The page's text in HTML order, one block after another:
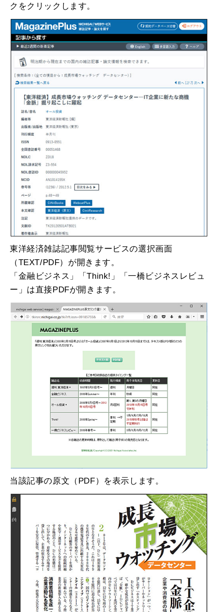
クをクリックします。
東洋経済雑誌記事閲覧サービスの選択画面
（TEXT/PDF）が開きます。
「金融ビジネス」「Think!」「一橋ビジネスレビュ
ー」は直接PDFが開きます。
当該記事の原文（PDF）を表示します。